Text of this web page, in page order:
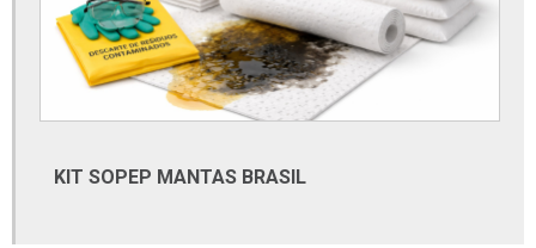
Ferramentas beta distribuidores
Ferramentas beta onde comprar
Fita anticorrosiva petrolato
KIT SOPEP MANTAS BRASIL